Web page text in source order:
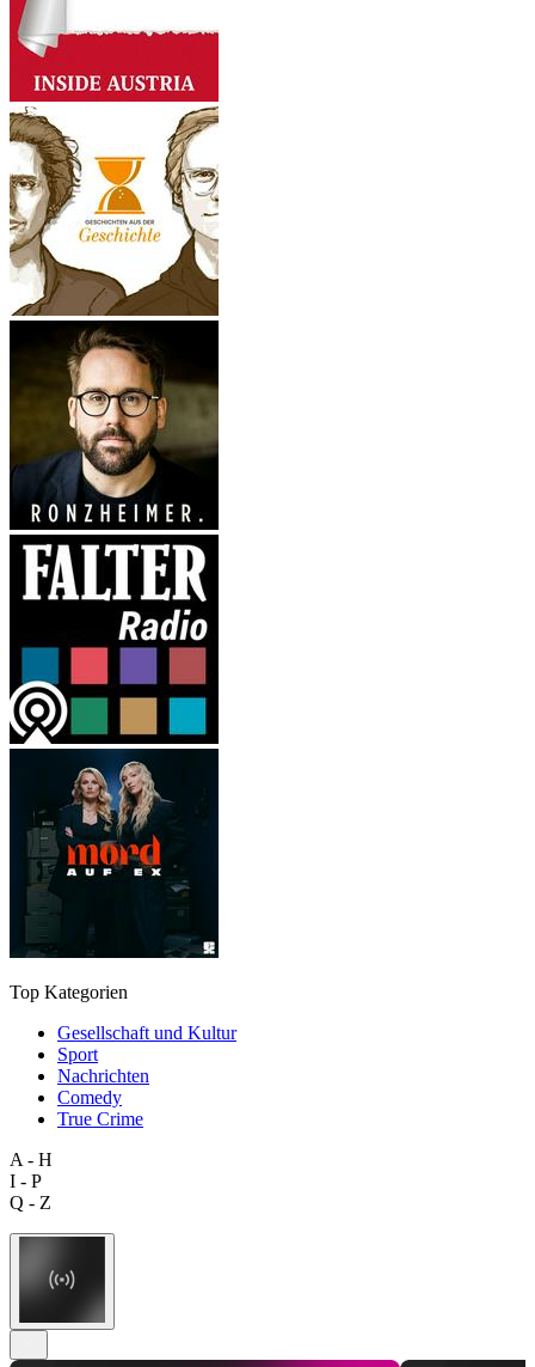
Top Kategorien
Gesellschaft und Kultur
Sport
Nachrichten
Comedy
True Crime
A - H
I - P
Q - Z